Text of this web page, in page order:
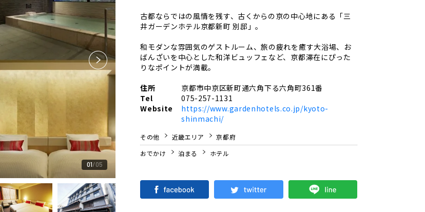
01 05
古都ならではの風情を残す、古くからの京の中心地にある「三
井ガーデンホテル京都新町 別邸 」。
和モダンな雰囲気のゲストルーム、旅の疲れを癒す大浴場、お
ばんざいを中心とした和洋ビュッフェなど、京都滞在にぴった
りなポイントが満載。
住所
京都市中京区新町通六角下る六角町361番
Tel
075-257-1131
Website
https://www.gardenhotels.co.jp/kyoto-
shinmachi/
その他 近畿エリア
京都府
おでかけ
泊まる ホテル